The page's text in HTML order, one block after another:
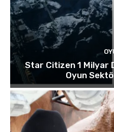
Star Citizen 1 Milyar
Oyun